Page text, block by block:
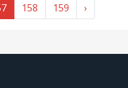
158 159 ›